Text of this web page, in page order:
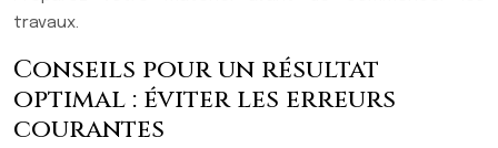
travaux.
Conseils pour un résultat
optimal : éviter les erreurs
courantes